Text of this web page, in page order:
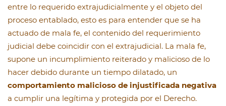
entre lo requerido extrajudicialmente y el objeto del
proceso entablado, esto es para entender que se ha
actuado de mala fe, el contenido del requerimiento
judicial debe coincidir con el extrajudicial. La mala fe,
supone un incumplimiento reiterado y malicioso de lo
hacer debido durante un tiempo dilatado, un
comportamiento malicioso de injustificada negativa
a cumplir una legítima y protegida por el Derecho.